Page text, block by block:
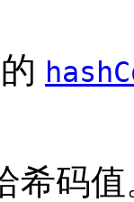
希码值